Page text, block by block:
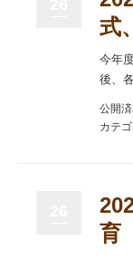
式
今年
後、
公開
カテ
育